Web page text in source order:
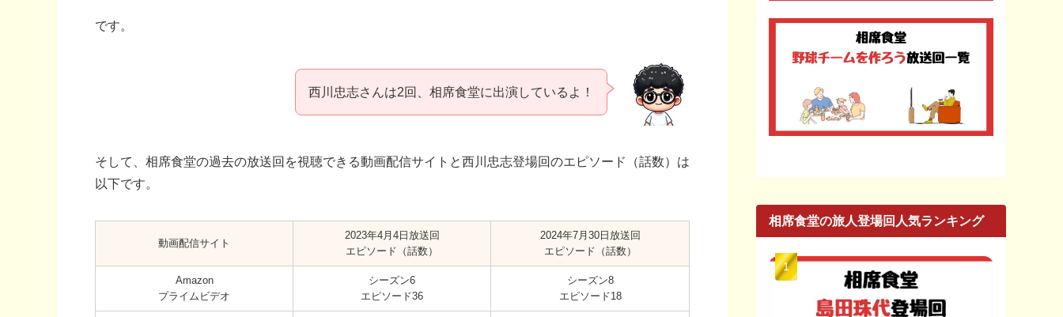
です。
西川忠志さんは2回、相席食堂に出演しているよ！
そして、相席食堂の過去の放送回を視聴できる動画配信サイトと西川忠志登場回のエピソード（話数）は
以下です。
動画配信サイト
2023年4月4日放送回
エピソード（話数）
2024年7月30日放送回
エピソード（話数）
Amazon
プライムビデオ
シーズン6
エピソード36
シーズン8
エピソード18
相席食堂の旅人登場回人気ランキング